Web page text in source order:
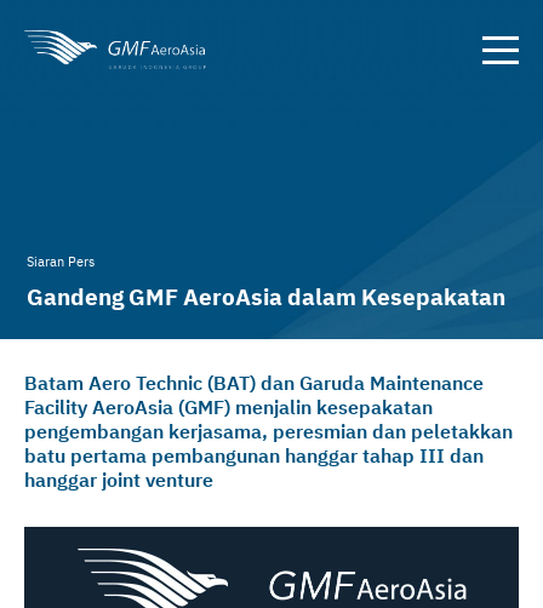
Siaran Pers
Gandeng GMF AeroAsia dalam Kesepakatan
Batam Aero Technic (BAT) dan Garuda Maintenance
Facility AeroAsia (GMF) menjalin kesepakatan
pengembangan kerjasama, peresmian dan peletakkan
batu pertama pembangunan hanggar tahap III dan
hanggar joint venture